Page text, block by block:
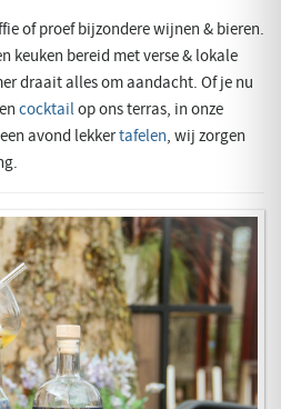
of proef bijzondere wijnen & bieren.
keuken bereid met verse & lokale
draait alles om aandacht. Of je nu
cocktailop ons terras, in onze
avond lekkertafelen, wij zorgen